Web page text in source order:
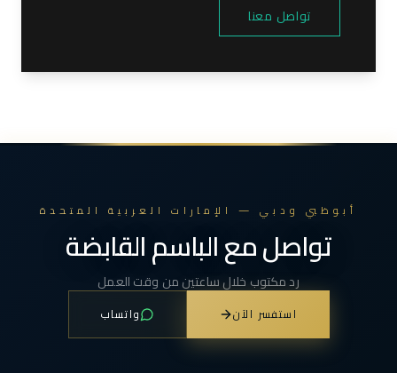
تواصل معنا
أبوظبي ودبي — الإمارات العربية المتحدة
تواصل مع الباسم القابضة
رد مكتوب خلال ساعتين من وقت العمل
استفسر الآن واتساب